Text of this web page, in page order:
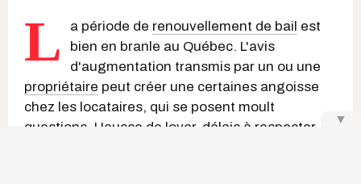
L a période de renouvellement de bail est
bien en branle au Québec. L'avis
d'augmentation transmis par un ou une
propriétaire peut créer une certaines angoisse
chez les locataires, qui se posent moult
questions. Hausse de loyer, délais à respecter,
▼